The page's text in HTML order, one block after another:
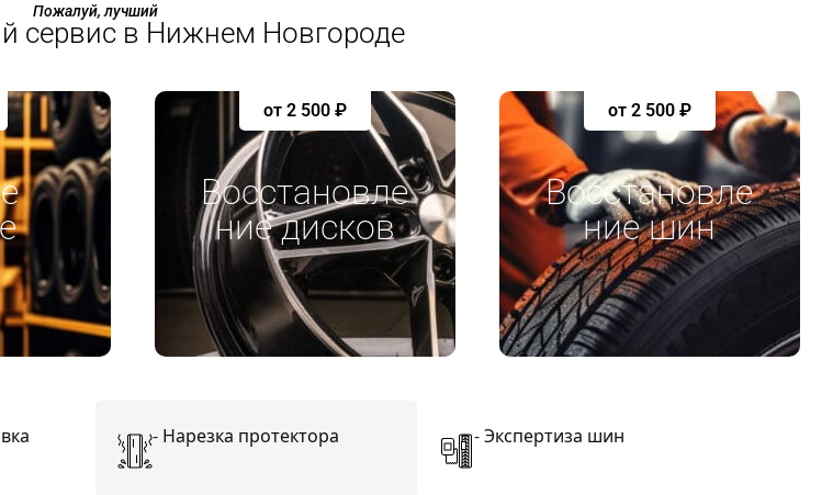
Пожалуй, лучший
сервис в Нижнем Новгороде
от 2 500 ₽
Восстановле
ние дисков
от 2 500 ₽
Восстановле
ние шин
- Нарезка протектора -Экспертиза шин